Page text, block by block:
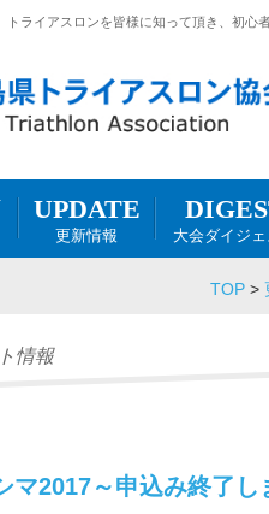
ライアスロンを皆様に知って頂き、初心
UPDATE
更新情報 大会ダイジ
TOP >
情報
マ2017～申込み終了し